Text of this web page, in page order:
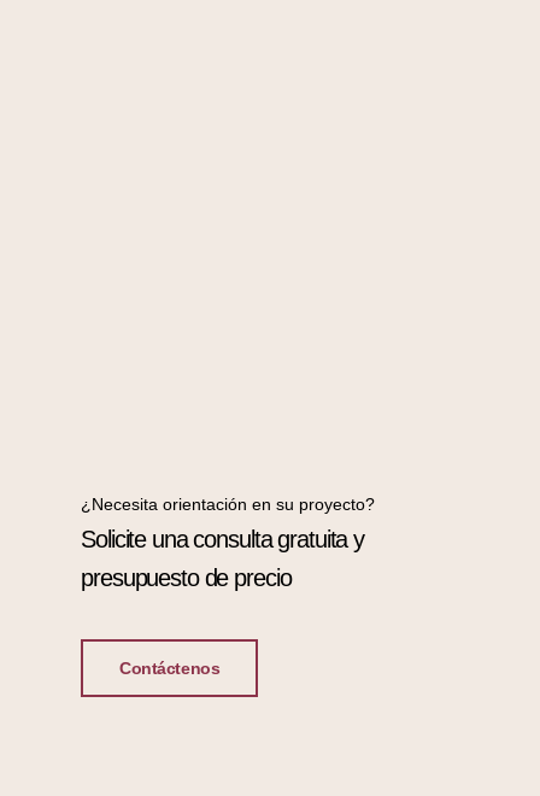
¿Necesita orientación en su proyecto?
Solicite una consulta gratuita y
presupuesto de precio
Contáctenos